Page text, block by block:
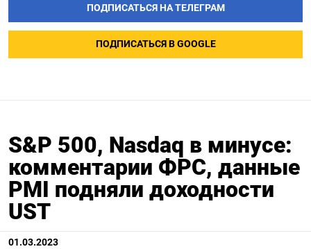
ПОДПИСАТЬСЯ НА ТЕЛЕГРАМ
ПОДПИСАТЬСЯ В GOOGLE
S&P 500, Nasdaq в минусе:
комментарии ФРС, данные
PMI подняли доходности
UST
01.03.2023